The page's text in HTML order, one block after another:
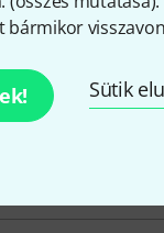
bármikor
Sütik
of Line Inputs
of Line Outs